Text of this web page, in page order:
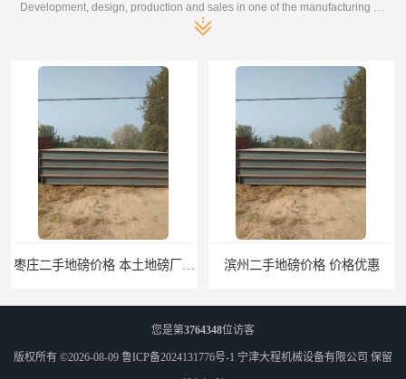
Development, design, production and sales in one of the manufacturing enterprises
滨州二手地磅价格 价格优惠
您是第3764348位访客
版权所有 ©2026-08-09 鲁ICP备2024131776号-1 宁津大程机械设备有限公司 保留